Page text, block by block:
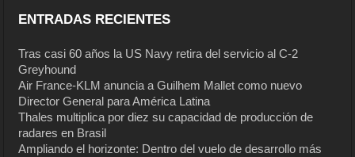
ENTRADAS RECIENTES
Tras casi 60 años la US Navy retira del servicio al C-2
Greyhound
Air France-KLM anuncia a Guilhem Mallet como nuevo
Director General para América Latina
Thales multiplica por diez su capacidad de producción de
radares en Brasil
Ampliando el horizonte: Dentro del vuelo de desarrollo más